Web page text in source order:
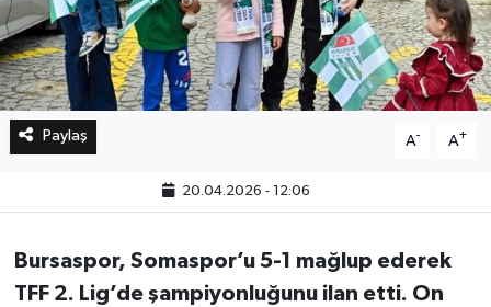
Paylaş A- A+
20.04.2026 - 12:06
Bursaspor, Somaspor’u 5-1 mağlup ederek
TFF 2. Lig’de şampiyonluğunu ilan etti. On